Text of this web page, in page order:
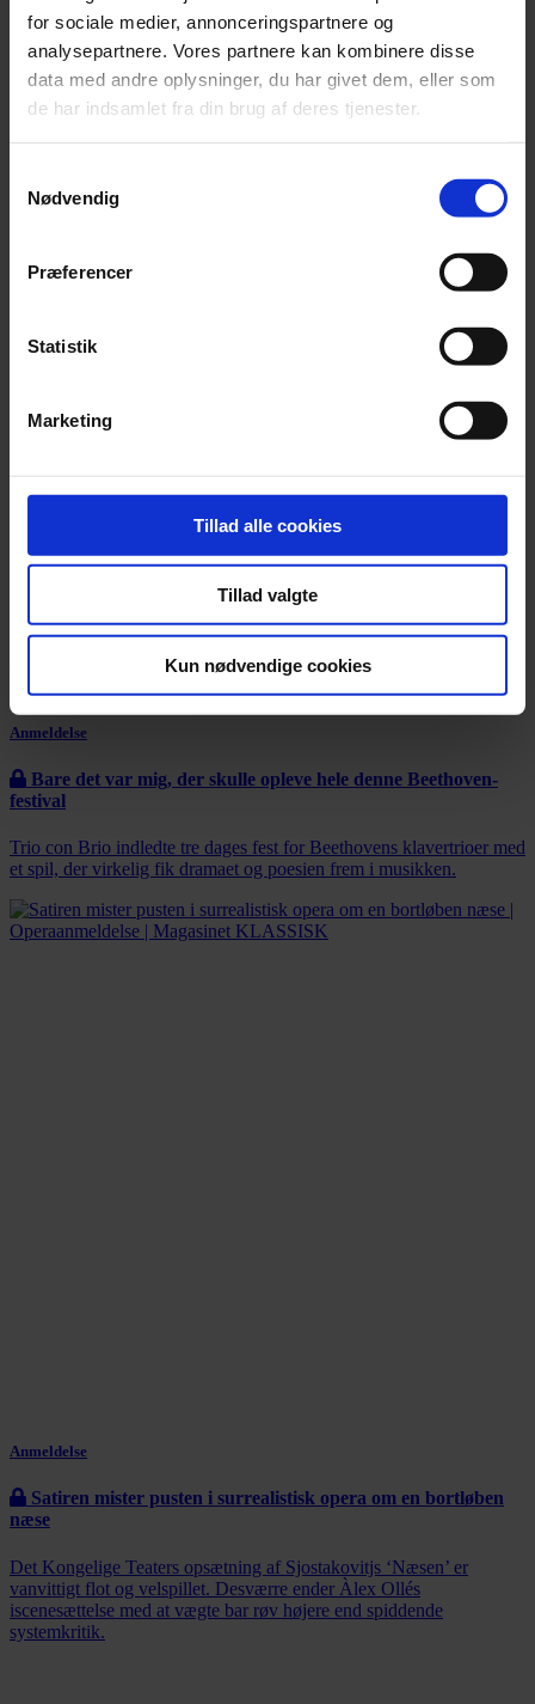
for sociale medier, annonceringspartnere og
analysepartnere. Vores partnere kan kombinere disse
data med andre oplysninger, du har givet dem, eller som
de har indsamlet fra din brug af deres tjenester.
Nødvendig
Præferencer
Statistik
Marketing
Tillad alle cookies
Tillad valgte
Kun nødvendige cookies
Fuldfed tone og skarptslebent udtryk
tradition - markant anderledes, end vi typisk kender herhjemme.
Anmeldelse
Bare det var mig, der skulle opleve hele denne Beethoven-
festival
Trio con Brio indledte tre dages fest for Beethovens klavertrioer med
et spil, der virkelig fik dramaet og poesien frem i musikken.
Anmeldelse
Satiren mister pusten i surrealistisk opera om en bortløben
næse
Det Kongelige Teaters opsætning af Sjostakovitjs ‘Næsen’ er
vanvittigt flot og velspillet. Desværre ender Àlex Ollés
iscenesættelse med at vægte bar røv højere end spiddende
systemkritik.